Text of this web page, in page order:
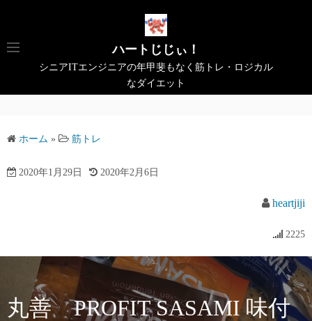
テ
キ
プ
ハートじじぃ！
シニアITエンジニアの年甲斐もなく筋トレ・ロジカル
なダイエット
ホーム » 筋トレ
2020年1月29日 2020年2月6日
heartjiji
2225
丸善 PROFIT SASAMI 味付